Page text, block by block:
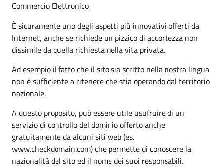
Commercio Elettronico
È sicuramente uno degli aspetti più innovativi offerti da
Internet, anche se richiede un pizzico di accortezza non
dissimile da quella richiesta nella vita privata.
Ad esempio il fatto che il sito sia scritto nella nostra lingua
non è sufficiente a ritenere che stia operando dal territorio
nazionale.
A questo proposito, può essere utile usufruire di un
servizio di controllo del dominio offerto anche
gratuitamente da alcuni siti web (es.
www.checkdomain.com) che permette di conoscere la
nazionalità del sito ed il nome dei suoi responsabili.